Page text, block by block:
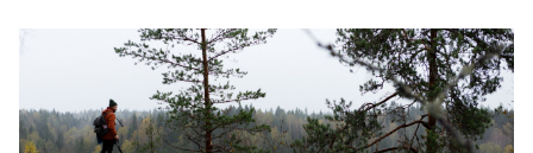
ean_1933.jpg